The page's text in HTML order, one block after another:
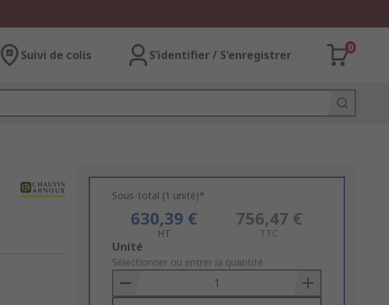
Suivi de colis S’identifier / S'enregistrer
0
Sous-total (1 unité)*
630,39 €
HT
756,47 €
TTC
Add
to
Basket
Unité
Sélectionner ou entrer la quantité